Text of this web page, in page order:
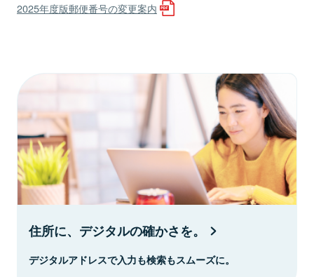
2025年度版郵便番号の変更案内
住所に、デジタルの確かさを。
デジタルアドレスで入力も検索もスムーズに。